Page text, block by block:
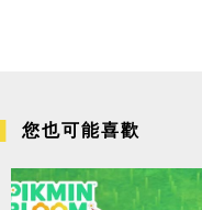
您也可能喜歡